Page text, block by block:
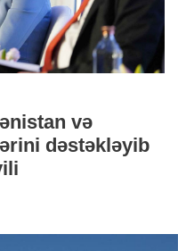
və
dəstəkləyib